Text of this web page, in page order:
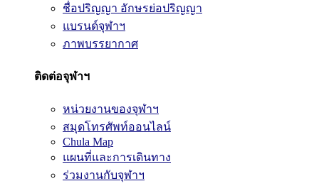
ชื่อปริญญา อักษรย่อปริญญา
แบรนด์จุฬาฯ
ภาพบรรยากาศ
ติดต่อจุฬาฯ
หน่วยงานของจุฬาฯ
สมุดโทรศัพท์ออนไลน์
Chula Map
แผนที่และการเดินทาง
ร่วมงานกับจุฬาฯ